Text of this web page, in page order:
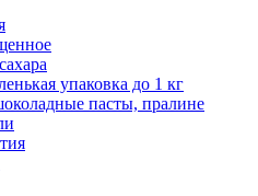
упаковка до 1 кг
пасты, пралине